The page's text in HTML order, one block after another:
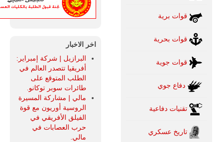
قوات برية
قوات بحرية
قوات جوية
دفاع جوي
تقنيات دفاعية
تاريخ عسكري
اخر الاخبار
البرازيل | شركة إمبراير:
أفريقيا تتصدر العالم في
الطلب المتوقع على
طائرات سوبر توكانو.
مالي | مشاركة المسيرة
الروسية أوريون مع قوة
الفيلق الأفريقي في
حرب العصابات في
مالي.